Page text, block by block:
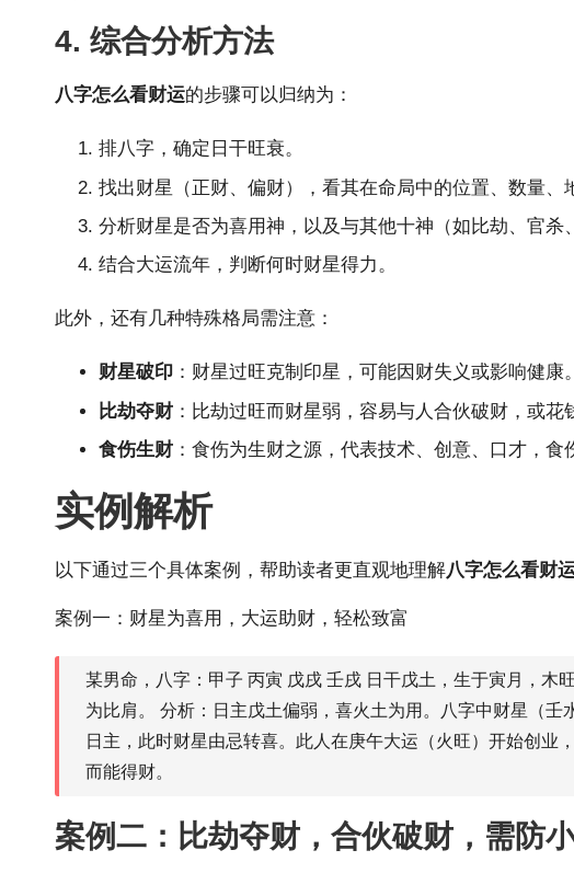
4. 综合分析方法
八字怎么看财运的步骤可以归纳为：
排八字，确定日干旺衰。
找出财星（正财、偏财），看其在命局中的位置、数量、
分析财星是否为喜用神，以及与其他十神（如比劫、官杀
结合大运流年，判断何时财星得力。
此外，还有几种特殊格局需注意：
财星破印 ：财星过旺克制印星，可能因财失义或影响健康。
比劫夺财 ：比劫过旺而财星弱，容易与人合伙破财，或花
食伤生财 ：食伤为生财之源，代表技术、创意、口才，食
实例解析
以下通过三个具体案例，帮助读者更直观地理解八字怎么看财
案例一：财星为喜用，大运助财，轻松致富
某男命，八字：甲子 丙寅 戊戌 壬戌 日干戊土，生于寅月，木
为比肩。 分析：日主戊土偏弱，喜火土为用。八字中财星（
日主，此时财星由忌转喜。此人在庚午大运（火旺）开始创业
而能得财。
案例二：比劫夺财，合伙破财，需防